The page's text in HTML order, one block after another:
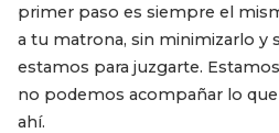
primer paso es siempre el
a tu matrona, sin minimizarlo y
estamos para juzgarte.
no podemos acompañar lo
ahí.